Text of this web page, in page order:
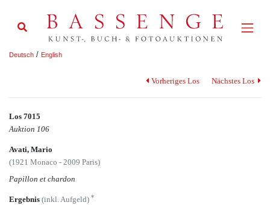
Deutsch / English
Vorheriges Los Nächstes Los
Los 7015
Auktion 106
Avati, Mario
(1921 Monaco - 2009 Paris)
Papillon et chardon
Ergebnis (inkl. Aufgeld) *